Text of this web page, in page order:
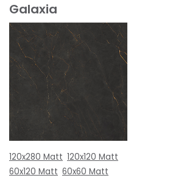
Galaxia
120x280 Matt 120x120 Matt
60x120 Matt 60x60 Matt